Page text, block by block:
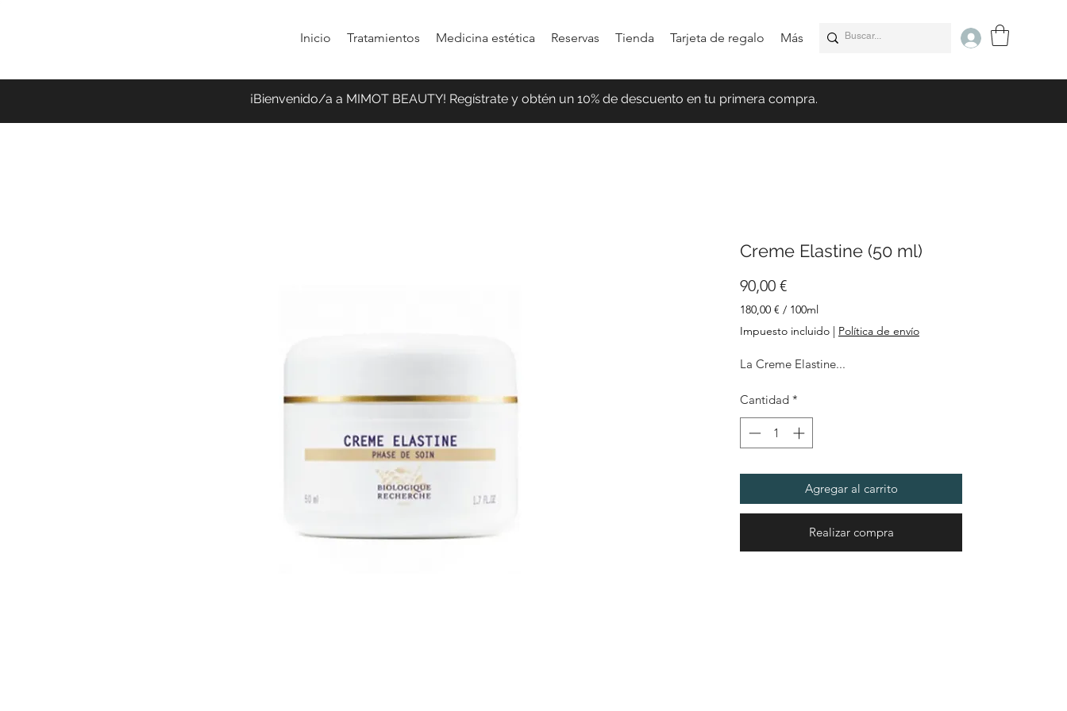
Inicio Tratamientos Medicina estética Reservas Tienda Tarjeta de regalo Más
¡Bienvenido/a a MIMOT BEAUTY! Regístrate y obtén un 10% de descuento en tu primera compra.
Creme Elastine (50 ml)
90,00 €Precio
180,00 € / 100ml
180,00 €
por
Mililitro
Impuesto incluido Política de envío
La Creme Elastine...
Cantidad *
Agregar al carrito
Realizar compra